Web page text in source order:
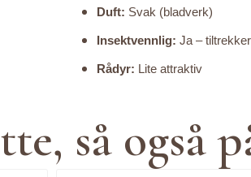
Duft: Svak (bladverk)
Insektvennlig: Ja –
Rådyr: Lite attraktiv
så også